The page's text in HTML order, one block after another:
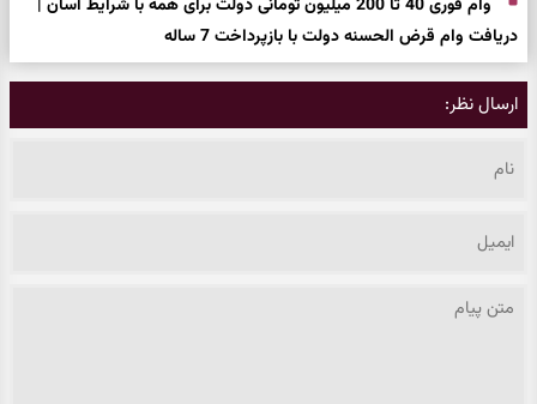
وام فوری 40 تا 200 میلیون تومانی دولت برای همه با شرایط آسان |
دریافت وام قرض الحسنه دولت با بازپرداخت 7 ساله
ارسال نظر: